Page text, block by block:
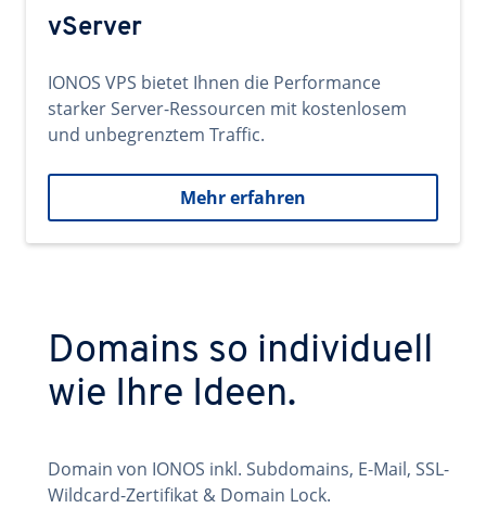
vServer
IONOS VPS bietet Ihnen die Performance
starker Server-Ressourcen mit kostenlosem
und unbegrenztem Traffic.
Mehr erfahren
Domains so individuell
wie Ihre Ideen.
Domain von IONOS inkl. Subdomains, E-Mail, SSL-
Wildcard-Zertifikat & Domain Lock.